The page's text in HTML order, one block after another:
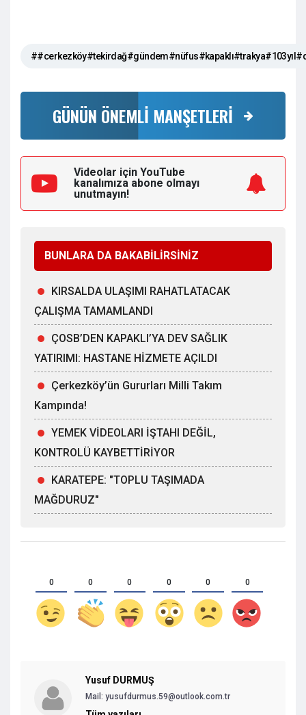
GÜNÜN ÖNEMLİ MANŞETLERİ
Videolar için YouTube
kanalımıza abone olmayı
unutmayın!
BUNLARA DA BAKABİLİRSİNİZ
KIRSALDA ULAŞIMI RAHATLATACAK
ÇALIŞMA TAMAMLANDI
ÇOSB’DEN KAPAKLI’YA DEV SAĞLIK
YATIRIMI: HASTANE HİZMETE AÇILDI
Çerkezköy’ün Gururları Milli Takım
Kampında!
YEMEK VİDEOLARI İŞTAHI DEĞİL,
KONTROLÜ KAYBETTİRİYOR
KARATEPE: "TOPLU TAŞIMADA
MAĞDURUZ"
0 0 0 0 0 0
Yusuf DURMUŞ
Mail: yusufdurmus.59@outlook.com.tr